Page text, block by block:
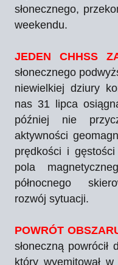
słonecznego,
weekendu.
JEDEN CHHSS
słonecznego
niewielkiej dziury
nas 31 lipca
później nie
aktywności
prędkości i
pola
północnego
rozwój sytuacji.
POWRÓT
słoneczną
który wyemitował